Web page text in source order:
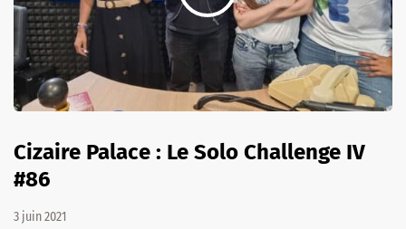
Cizaire Palace : Le Solo Challenge IV
#86
3 juin 2021